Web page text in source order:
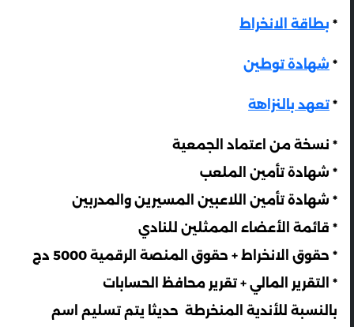
* بطاقة الانخراط
* شهادة توطين
* تعهد بالنزاهة
* نسخة من اعتماد الجمعية
* شهادة تأمين الملعب
* شهادة تأمين اللاعبين المسيرين والمدربين
* قائمة الأعضاء الممثلين للنادي
* حقوق الانخراط + حقوق المنصة الرقمية 5000 دج
* التقرير المالي + تقرير محافظ الحسابات
بالنسبة للأندية المنخرطة حديثا يتم تسليم اسم